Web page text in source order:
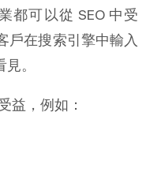
都可以從 SEO 中受
戶在搜索引擎中輸入
。
益，例如：